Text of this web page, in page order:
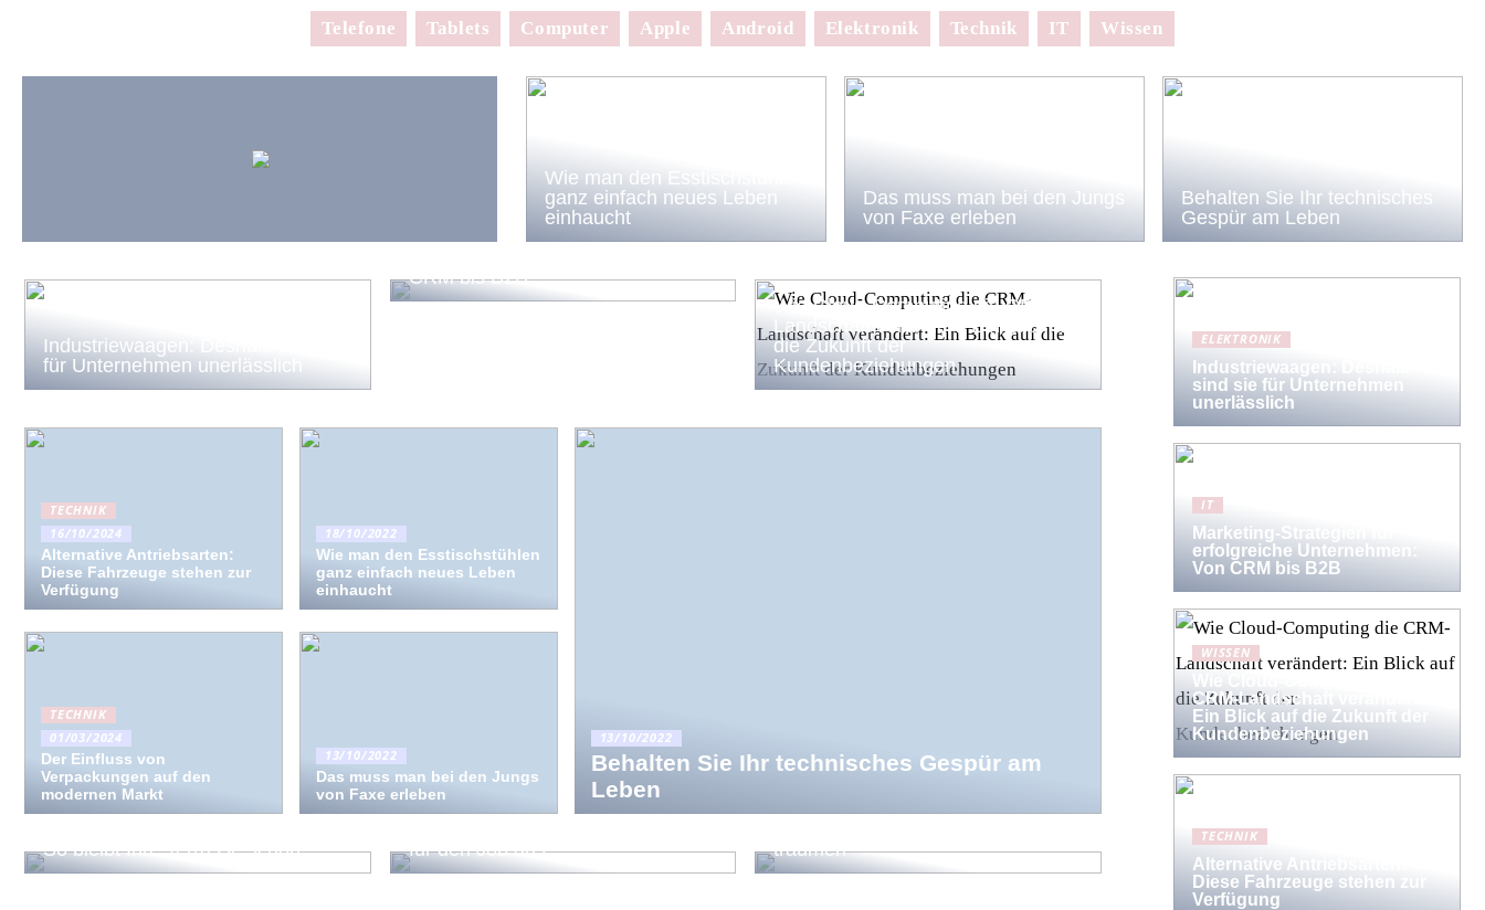
Telefone Tablets Computer Apple Android Elektronik Technik IT Wissen
Wie man den Esstischstühlen
ganz einfach neues Leben
einhaucht
Das muss man bei den Jungs
von Faxe erleben
Behalten Sie Ihr technisches
Gespür am Leben
Industriewaagen: Deshalb sind sie
für Unternehmen unerlässlich
Marketing-Strategien für
CRM bis B2B
Wie Cloud-Computing die CRM-
Landschaft verändert: Ein Blick auf
die Zukunft der
Kundenbeziehungen
TECHNIK
16/10/2024
Alternative Antriebsarten:
Diese Fahrzeuge stehen zur
Verfügung
TECHNIK
01/03/2024
Der Einfluss von
Verpackungen auf den
modernen Markt
18/10/2022
Wie man den Esstischstühlen
ganz einfach neues Leben
einhaucht
13/10/2022
Das muss man bei den Jungs
von Faxe erleben
13/10/2022
Behalten Sie Ihr technisches Gespür am
Leben
So bleibt Ihre Terrasse schön
Welche Art von Druck machen
für den Job aus
träumen
ELEKTRONIK
Industriewaagen: Deshalb
sind sie für Unternehmen
unerlässlich
IT
Marketing-Strategien für
erfolgreiche Unternehmen:
Von CRM bis B2B
WISSEN
Wie Cloud-Computing die
CRM-Landschaft verändert:
Ein Blick auf die Zukunft der
Kundenbeziehungen
TECHNIK
Alternative Antriebsarten:
Diese Fahrzeuge stehen zur
Verfügung